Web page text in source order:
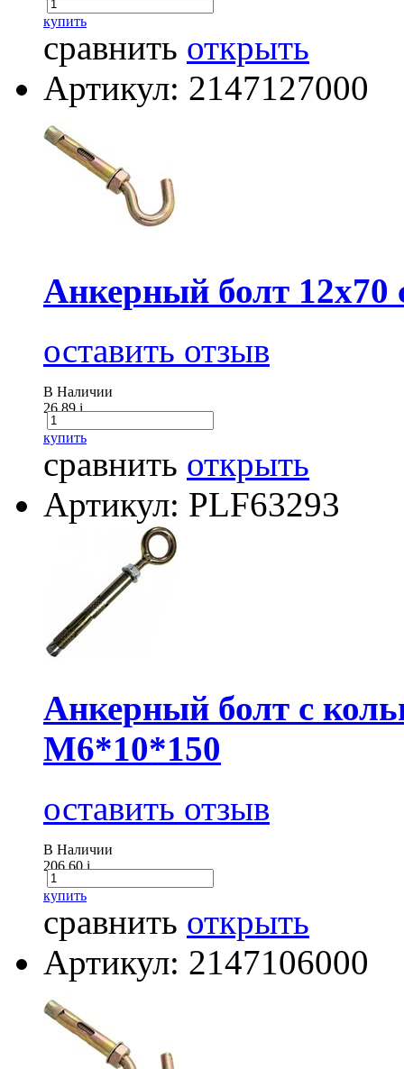
купить
сравнить открыть
Артикул: 2147127000
Анкерный болт
оставить отзыв
В Наличии
26.89i
купить
сравнить открыть
Артикул: PLF63293
Анкерный болт с
М6*10*150
оставить отзыв
В Наличии
206.60i
купить
сравнить открыть
Артикул: 2147106000